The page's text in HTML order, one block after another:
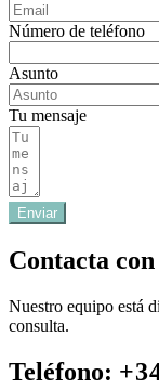
Número de teléfono
Asunto
Tu mensaje
Enviar
Contacta
Nuestro equipo está
consulta.
Teléfono: